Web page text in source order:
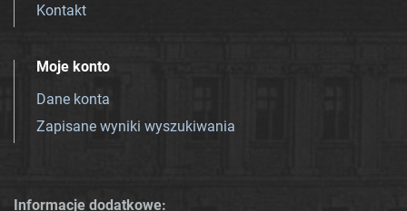
Kontakt
Moje konto
Dane konta
Zapisane wyniki wyszukiwania
Informacje dodatkowe: